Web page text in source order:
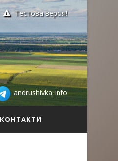
Тестова версія!
andrushivka_info
КОНТАКТИ